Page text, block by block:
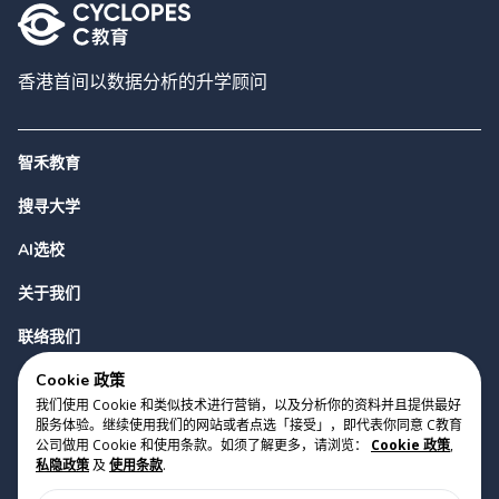
香港首间以数据分析的升学顾问
智禾教育
搜寻大学
AI选校
关于我们
联络我们
版权 2023 Cyclopes® •
Cookie 政策
我们使用 Cookie 和类似技术进行营销，以及分析你的资料并且提供最好
服务体验。继续使用我们的网站或者点选「接受」，即代表你同意 C教育
公司做用 Cookie 和使用条款。如须了解更多，请浏览：
Cookie 政策,
私隐政策及 使用条款.